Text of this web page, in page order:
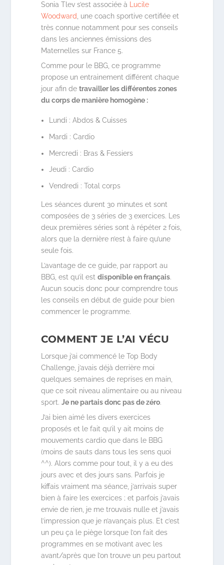
Sonia Tlev s’est associée à
Lucile
Woodward
, une coach sportive certifiée et
très connue notamment pour ses conseils
dans les anciennes émissions des
Maternelles sur France 5.
Comme pour le BBG, ce programme
propose un entrainement différent chaque
jour afin detravailler les différentes zones
du corps de manière homogène :
Lundi : Abdos & Cuisses
Mardi : Cardio
Mercredi : Bras & Fessiers
Jeudi : Cardio
Vendredi : Total corps
Les séances durent 30 minutes et sont
composées de 3 séries de 3 exercices. Les
deux premières séries sont à répéter 2 fois,
alors que la dernière n’est à faire qu’une
seule fois.
L’avantage de ce guide, par rapport au
BBG, est qu’il estdisponible en français.
Aucun soucis donc pour comprendre tous
les conseils en début de guide pour bien
commencer le programme.
COMMENT JE L’AI VÉCU
Lorsque j’ai commencé le Top Body
Challenge, j’avais déjà derrière moi
quelques semaines de reprises en main,
que ce soit niveau alimentaire ou au niveau
sport.Je ne partais donc pas de zéro.
J’ai bien aimé les divers exercices
proposés et le fait qu’il y ait moins de
mouvements cardio que dans le BBG
(moins de sauts dans tous les sens quoi
^^). Alors comme pour tout, il y a eu des
jours avec et des jours sans. Parfois je
kiffais vraiment ma séance, j’arrivais super
bien à faire les exercices ; et parfois j’avais
envie de rien, je me trouvais nulle et j’avais
l’impression que je n’avançais plus. Et c’est
un peu ça le piège lorsque l’on fait des
programmes en se motivant avec les
avant/après que l’on trouve un peu partout